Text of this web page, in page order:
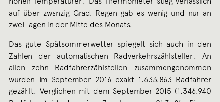
auf über zwanzig Grad, Regen gab es wenig und nur an
zwei Tagen in der Mitte des Monats.
Das gute Spätsommerwetter spiegelt sich auch in den
Zahlen der automatischen Radverkehrszählstellen. An
allen zehn Radfahrerzählstellen zusammengenommen
wurden im September 2016 exakt 1.633.863 Radfahrer
gezählt. Verglichen mit dem September 2015 (1.346.940